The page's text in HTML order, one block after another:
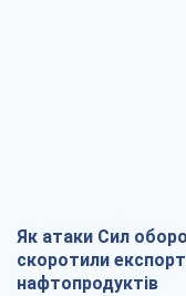
Як атаки Сил
скоротили
нафтопродуктів